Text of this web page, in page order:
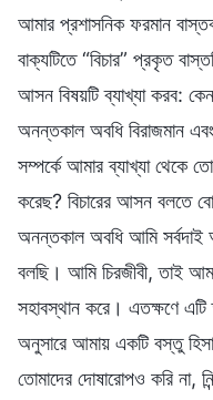
আমার প্রশাসনিক ফরমান
বাক্যটিতে “বিচার” প্রকৃত
আসন বিষয়টি ব্যাখ্যা করব:
অনন্তকাল অবধি বিরাজমান এবং
সম্পর্কে আমার ব্যাখ্যা থেকে
করেছ? বিচারের আসন বলতে
অনন্তকাল অবধি আমি সর্বদাই
বলছি। আমি চিরজীবী, তাই
সহাবস্থান করে। এতক্ষণে এটি
অনুসারে আমায় একটি বস্তু
তোমাদের দোষারোপও করি না,